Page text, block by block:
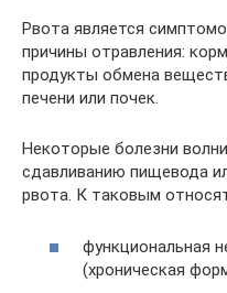
Рвота является
причины отравления:
продукты обмена
печени или почек.
Некоторые болезни
сдавливанию пищевода
рвота. К таковым
функциональная
(хроническая